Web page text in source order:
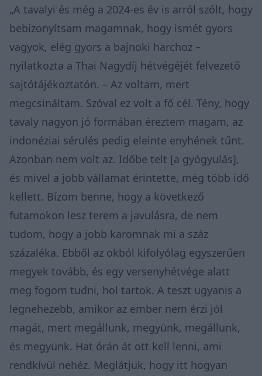
„A tavalyi és még a 2024-es év is arról szólt, hogy
bebizonyítsam magamnak, hogy ismét gyors
vagyok, elég gyors a bajnoki harchoz –
nyilatkozta a Thai Nagydíj hétvégéjét felvezető
sajtótájékoztatón. – Az voltam, mert
megcsináltam. Szóval ez volt a fő cél. Tény, hogy
tavaly nagyon jó formában éreztem magam, az
indonéziai sérülés pedig eleinte enyhének tűnt.
Azonban nem volt az. Időbe telt [a gyógyulás],
és mivel a jobb vállamat érintette, még több idő
kellett. Bízom benne, hogy a következő
futamokon lesz terem a javulásra, de nem
tudom, hogy a jobb karomnak mi a száz
százaléka. Ebből az okból kifolyólag egyszerűen
megyek tovább, és egy versenyhétvége alatt
meg fogom tudni, hol tartok. A teszt ugyanis a
legnehezebb, amikor az ember nem érzi jól
magát, mert megállunk, megyünk, megállunk,
és megyünk. Hat órán át ott kell lenni, ami
rendkívül nehéz. Meglátjuk, hogy itt hogyan